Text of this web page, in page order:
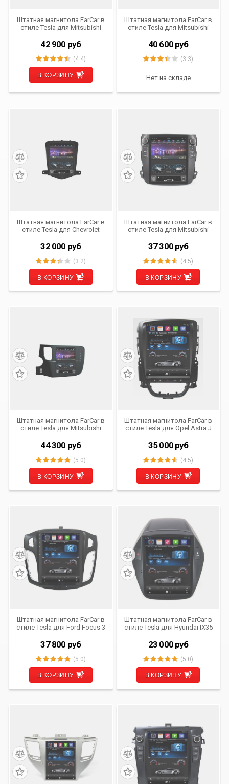
Штатная магнитола FarCar в
стиле Tesla для Mitsubishi
42 900 руб
(4.4)
В КОРЗИНУ
Штатная магнитола FarCar в
стиле Tesla для Mitsubishi
40 600 руб
(3.3)
Нет на складе
Штатная магнитола FarCar в
стиле Tesla для Chevrolet
32 000 руб
(3.2)
В КОРЗИНУ
Штатная магнитола FarCar в
стиле Tesla для Mitsubishi
Crosser, Peugeot 4007
(ZF056)
37 300 руб
(4.5)
В КОРЗИНУ
Штатная магнитола FarCar в
стиле Tesla для Mitsubishi
44 300 руб
(5.0)
В КОРЗИНУ
Штатная магнитола FarCar в
стиле Tesla для Opel Astra J
35 000 руб
(4.5)
В КОРЗИНУ
Штатная магнитола FarCar в
стиле Tesla для Ford Focus 3
37 800 руб
(5.0)
В КОРЗИНУ
Штатная магнитола FarCar в
стиле Tesla для Hyundai IX35
23 000 руб
(5.0)
В КОРЗИНУ